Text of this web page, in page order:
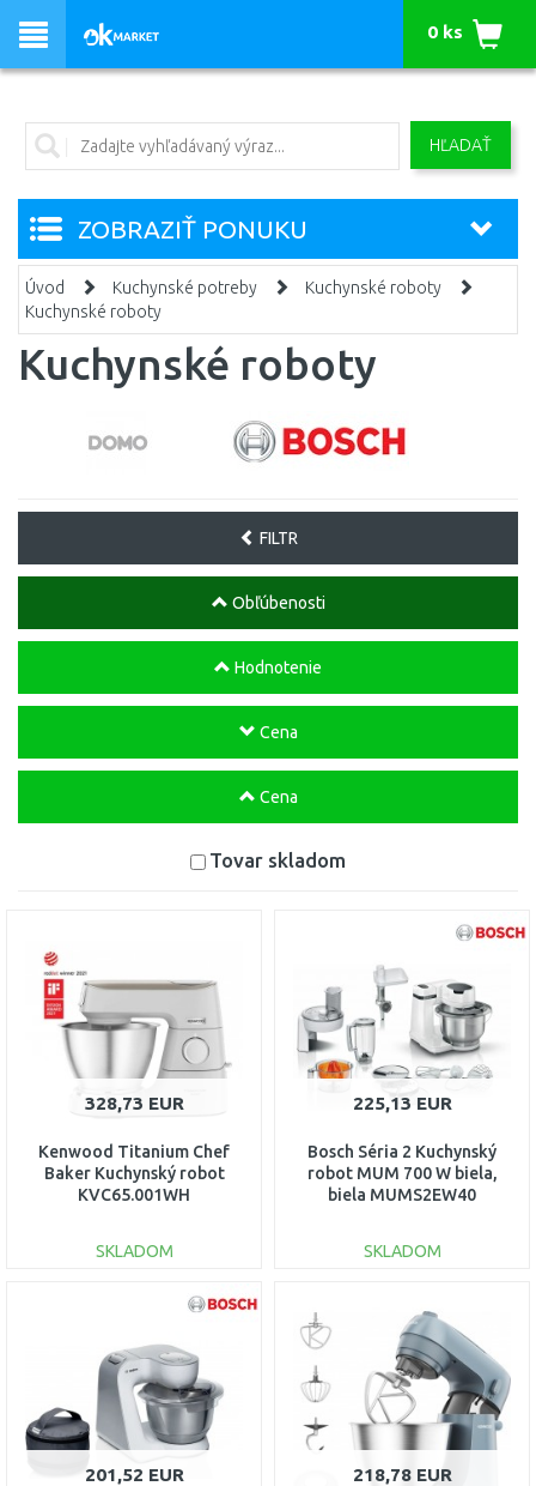
HĽADAŤ
0 ks
ZOBRAZIŤ PONUKU
Úvod Kuchynské potreby
Kuchynské roboty
Kuchynské roboty
Kuchynské roboty
FILTR
Obľúbenosti
Hodnotenie
Cena
Cena
Tovar skladom
328,73 EUR
Kenwood Titanium Chef
Baker Kuchynský robot
KVC65.001WH
SKLADOM
DO KOŠÍKA
Porovnať
225,13 EUR
Bosch Séria 2 Kuchynský
robot MUM 700 W biela,
biela MUMS2EW40
SKLADOM
Porovnať
201,52 EUR 218,78 EUR